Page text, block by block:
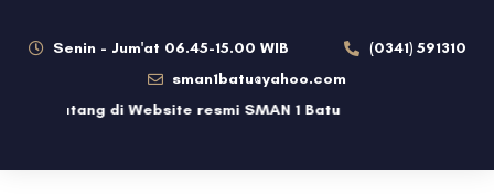
Senin - Jum'at 06.45-15.00 WIB
(0341) 591310
sman1batu@yahoo.com
datang di Website resmi SMAN 1 Batu